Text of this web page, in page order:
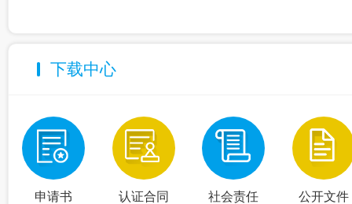
下载中心
申请书 认证合同 社会责任 公开文件